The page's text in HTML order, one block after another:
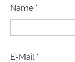
Name *
E-Mail *